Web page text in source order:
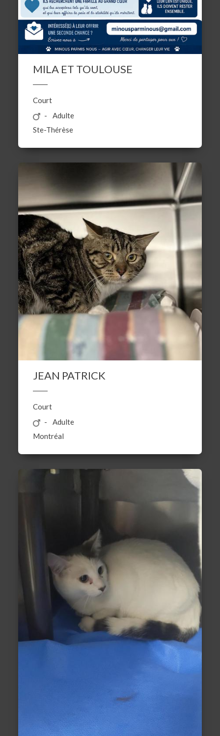
MILA ET TOULOUSE
Court
Adulte
Ste-Thérèse
JEAN PATRICK
Court
Adulte
Montréal